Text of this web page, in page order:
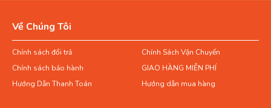
Về Chúng Tôi
Chính sách đổi trả
Chính Sách Vận Chuyển
Chính sách bảo hành
GIAO HÀNG MIỄN PHÍ
Hướng Dẫn Thanh Toán
Hướng dẫn mua hàng